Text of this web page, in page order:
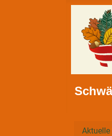
Aktuelle